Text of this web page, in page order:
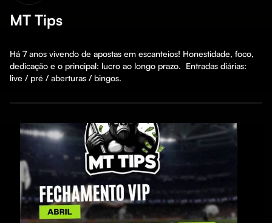
MT Tips
Há 7 anos vivendo de apostas em escanteios! Honestidade, foco,
dedicação e o principal: lucro ao longo prazo.  Entradas diárias:
live / pré / aberturas / bingos.